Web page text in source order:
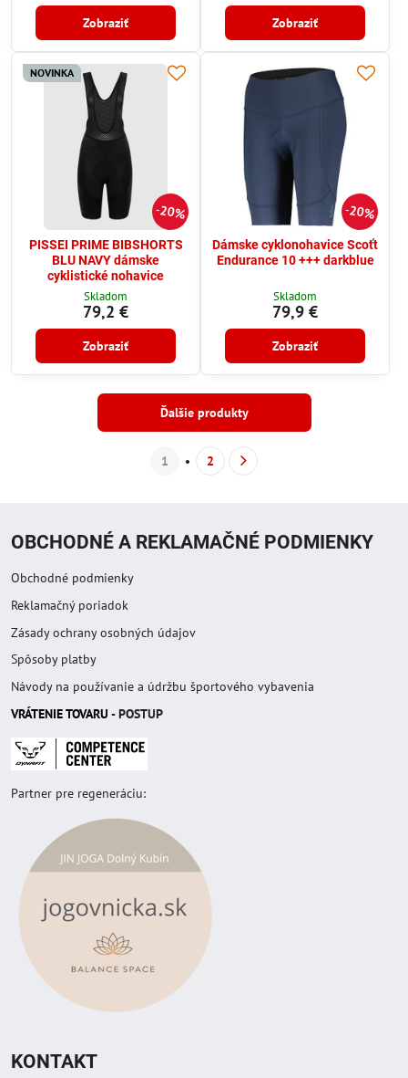
Zobraziť Zobraziť
20%
NOVINKA
PISSEI PRIME BIBSHORTS
BLU NAVY dámske
cyklistické nohavice
Skladom
79,2 €
Zobraziť
20%
Dámske cyklonohavice Scoťt
Endurance 10 +++ darkblue
Skladom
79,9 €
Zobraziť
Ďalšie produkty
1 2
OBCHODNÉ A REKLAMAČNÉ PODMIENKY
Obchodné podmienky
Reklamačný poriadok
Zásady ochrany osobných údajov
Spôsoby platby
Návody na používanie a údržbu športového vybavenia
VRÁTENIE TOVARU - POSTUP
Partner pre regeneráciu:
KONTAKT